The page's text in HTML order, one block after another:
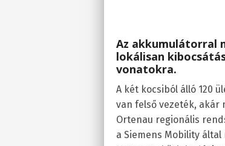
Az akkumulátorral
lokálisan
vonatokra.
A két kocsiból álló 120
van felső vezeték, akár
Ortenau regionális
a Siemens Mobility